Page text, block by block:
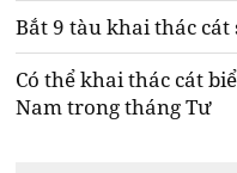
Bắt 9 tàu khai thác
Có thể khai thác cát
Nam trong tháng Tư